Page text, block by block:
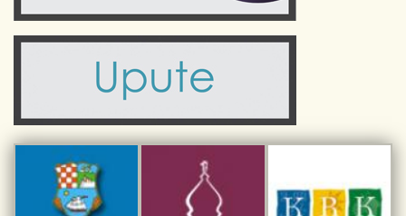
Komunalne usluge
Civilni sektor (arhiva udruga)
Sport i rekreacija
Turistička zajednica otoka Krka
Kulturno-turistička ruta Putovima Frankopana
Dar iz Krka